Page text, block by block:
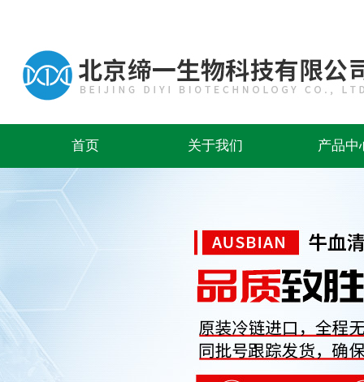
首页 关于我们 产品中